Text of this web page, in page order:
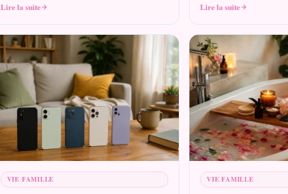
Lire la suite Lire la suite
VIE FAMILLE VIE FAMILLE